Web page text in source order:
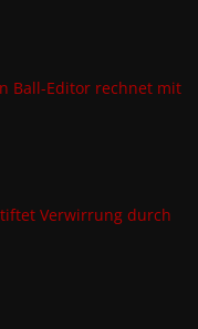
Ball-Editor rechnet mit
Verwirrung durch